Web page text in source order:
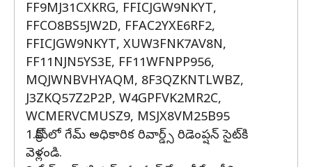
FF9MJ31CXKRG, FFICJGW9NKYT,
FFCO8BS5JW2D, FFAC2YXE6RF2,
FFICJGW9NKYT, XUW3FNK7AV8N,
FF11NJN5YS3E, FF11WFNPP956,
MQJWNBVHYAQM, 8F3QZKNTLWBZ,
J3ZKQ57Z2P2P, W4GPFVK2MR2C,
WCMERVCMUSZ9, MSJX8VM25B95
1.క్రోమ్‌లో గేమ్ అధికారిక రివార్డ్స్ రిడెంప్షన్ సైట్‌కి
వెళ్లండి.